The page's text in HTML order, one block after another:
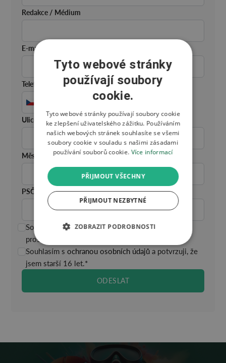
Redakce / Médium
E-mail
Telefon
Česko
+420
Ulice
Město
PSČ
Souhlasím se zasíláním obchodních sdělení
prostřednictvím elektronických prostředků.
Souhlasím s ochranou osobních údajů a potvrzuji, že
jsem starší 16 let.*
Tyto webové stránky
používají soubory
cookie.
Tyto webové stránky používají soubory cookie
ke zlepšení uživatelského zážitku. Používáním
našich webových stránek souhlasíte se všemi
soubory cookie v souladu s našimi zásadami
používání souborů cookie. Více informací
PŘIJMOUT VŠECHNY
PŘIJMOUT NEZBYTNÉ
ZOBRAZIT PODROBNOSTI